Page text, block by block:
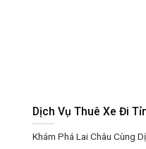
Dịch Vụ Thuê Xe Đi
Khám Phá Lai Châu Cùng